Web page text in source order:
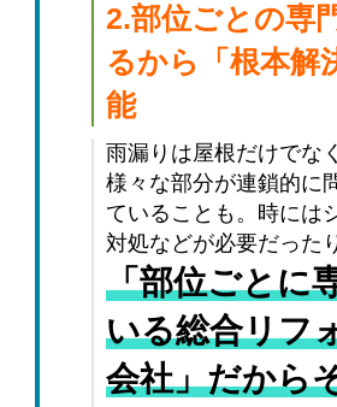
2.部位ごとの専
るから「根本解
能
雨漏りは屋根だけでな
様々な部分が連鎖的に
ていることも。時には
対処などが必要だった
「部位ごとに
いる総合リフ
会社」だから